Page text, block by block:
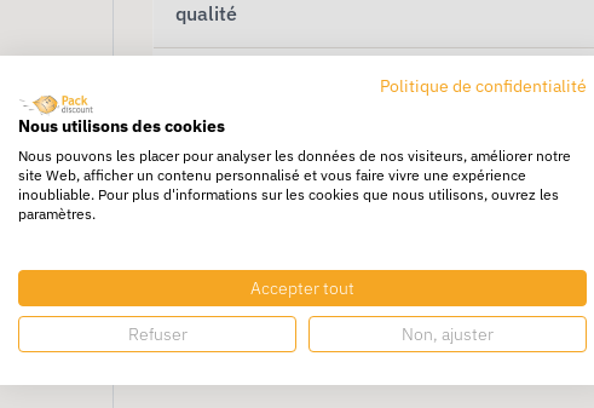
qualité
longueur
Politique de confidentialité
Nous utilisons des cookies
Nous pouvons les placer pour analyser les données de nos visiteurs, améliorer notre
site Web, afficher un contenu personnalisé et vous faire vivre une expérience
inoubliable. Pour plus d'informations sur les cookies que nous utilisons, ouvrez les
paramètres.
Accepter tout
Refuser Non, ajuster